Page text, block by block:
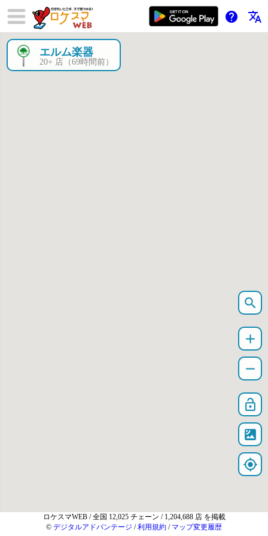
help translate
エルム楽器
20+ 店（69時間前）
search
add
remove
lock_open
satellite
my_location
ロケスマWEB / 全国 12,025 チェーン / 1,204,688 店 を掲載
© デジタルアドバンテージ /利用規約 / マップ変更履歴